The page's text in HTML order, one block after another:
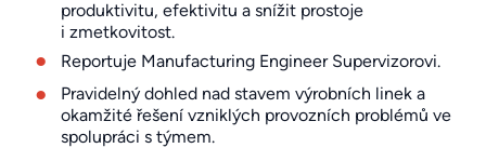
produktivitu, efektivitu a snížit prostoje
i zmetkovitost.
Reportuje Manufacturing Engineer Supervizorovi.
Pravidelný dohled nad stavem výrobních linek a
okamžité řešení vzniklých provozních problémů ve
spolupráci s týmem.